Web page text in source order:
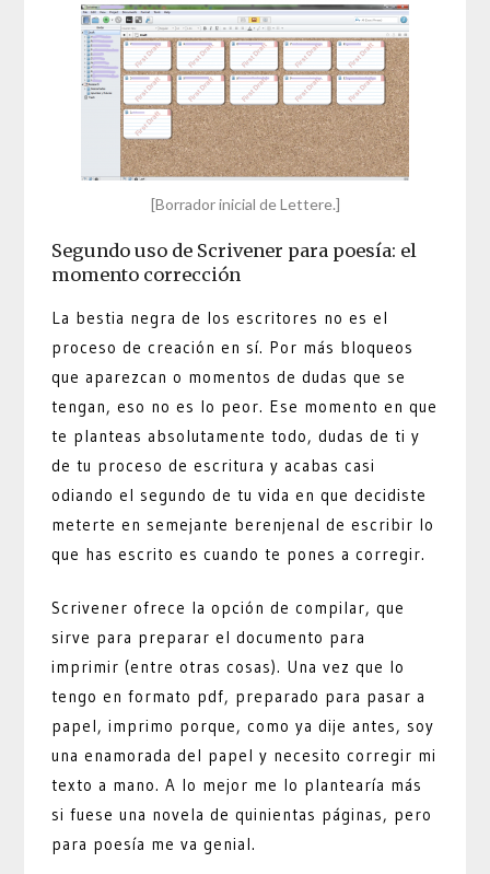
[Borrador inicial de Lettere.]
Segundo uso de Scrivener para poesía: el
momento corrección
La bestia negra de los escritores no es el
proceso de creación en sí. Por más bloqueos
que aparezcan o momentos de dudas que se
tengan, eso no es lo peor. Ese momento en que
te planteas absolutamente todo, dudas de ti y
de tu proceso de escritura y acabas casi
odiando el segundo de tu vida en que decidiste
meterte en semejante berenjenal de escribir lo
que has escrito es cuando te pones a corregir.
Scrivener ofrece la opción de compilar, que
sirve para preparar el documento para
imprimir (entre otras cosas). Una vez que lo
tengo en formato pdf, preparado para pasar a
papel, imprimo porque, como ya dije antes, soy
una enamorada del papel y necesito corregir mi
texto a mano. A lo mejor me lo plantearía más
si fuese una novela de quinientas páginas, pero
para poesía me va genial.